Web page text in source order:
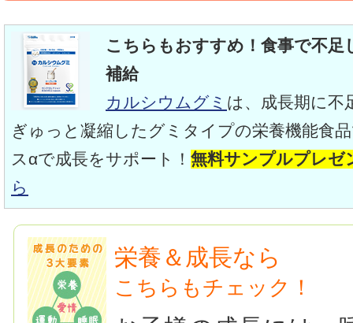
こちらもおすすめ！食事で不足
補給
カルシウムグミ は、成長期に不
ぎゅっと凝縮したグミタイプの栄養機能食
スαで成長をサポート！ 無料サンプルプレゼ
ら
栄養＆成長なら
こちらもチェック！